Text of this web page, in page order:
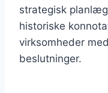
strategisk
historiske
virksomheder
beslutninger.